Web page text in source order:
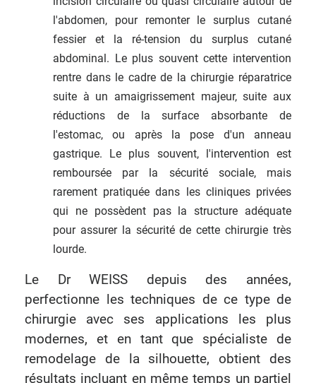
l'abdomen, pour remonter le surplus cutané
fessier et la ré-tension du surplus cutané
abdominal. Le plus souvent cette intervention
rentre dans le cadre de la chirurgie réparatrice
suite à un amaigrissement majeur, suite aux
réductions de la surface absorbante de
l'estomac, ou après la pose d'un anneau
gastrique. Le plus souvent, l'intervention est
remboursée par la sécurité sociale, mais
rarement pratiquée dans les cliniques privées
qui ne possèdent pas la structure adéquate
pour assurer la sécurité de cette chirurgie très
lourde.
Le Dr WEISS depuis des années,
perfectionne les techniques de ce type de
chirurgie avec ses applications les plus
modernes, et en tant que spécialiste de
remodelage de la silhouette, obtient des
résultats incluant en même temps un partiel